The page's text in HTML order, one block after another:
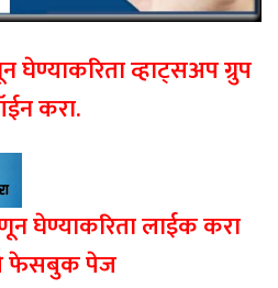
घेण्याकरिता व्हाट्सअप ग्रुप
करा.
घेण्याकरिता लाईक करा
पेज